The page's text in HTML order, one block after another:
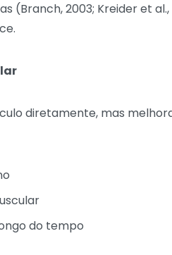
(Branch, 2003; Kreider et
diretamente, mas
do tempo